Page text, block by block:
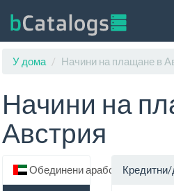
У дома
Начини на плащане в
Начини на
Австрия
Обединени арабски емирства
Кредитни/